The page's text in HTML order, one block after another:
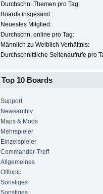
Durchschn. Themen pro Tag:
Boards insgesamt:
Neuestes Mitglied:
Durchschn. online pro Tag:
Männlich zu Weiblich Verhältnis:
Durchschnittliche Seitenaufrufe pro
Top 10 Boards
Support
Newsarchiv
Maps & Mods
Mehrspieler
Einzelspieler
Commander-Treff
Allgemeines
Offtopic
Sonstiges
Sonstiges